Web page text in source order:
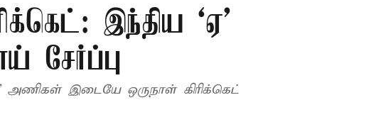
இந்திய ‘ஏ’
சேர்ப்பு
இடையே ஒருநாள் கிரிக்கெட்